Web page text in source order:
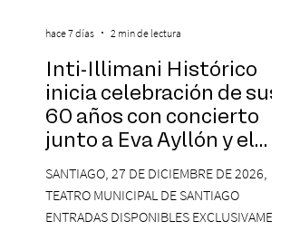
Inti-Illimani Histórico
inicia celebración de sus
60 años con concierto
junto a Eva Ayllón y el
Cuarteto Austral en el
Teatro Municipal de
Santiago
SANTIAGO, 27 DE DICIEMBRE DE 2026,
TEATRO MUNICIPAL DE SANTIAGO
ENTRADAS DISPONIBLES EXCLUSIVAMENTE
hace 7 días 2 min de lectura